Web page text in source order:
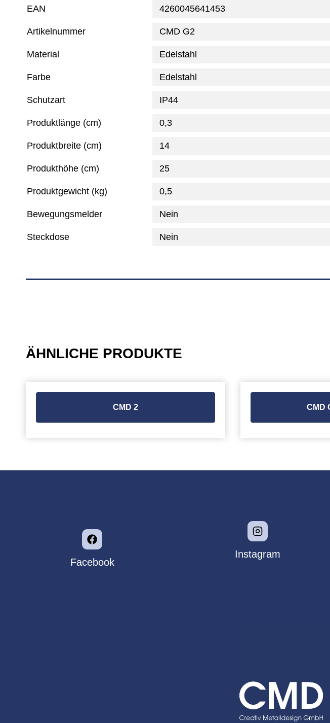
EAN 4260045641453
Artikelnummer CMD G2
Material Edelstahl
Farbe Edelstahl
Schutzart IP44
Produktlänge (cm) 0,3
Produktbreite (cm) 14
Produkthöhe (cm) 25
Produktgewicht (kg) 0,5
Bewegungsmelder Nein
Steckdose Nein
ÄHNLICHE PRODUKTE
CMD 2 CMD
Facebook
Instagram